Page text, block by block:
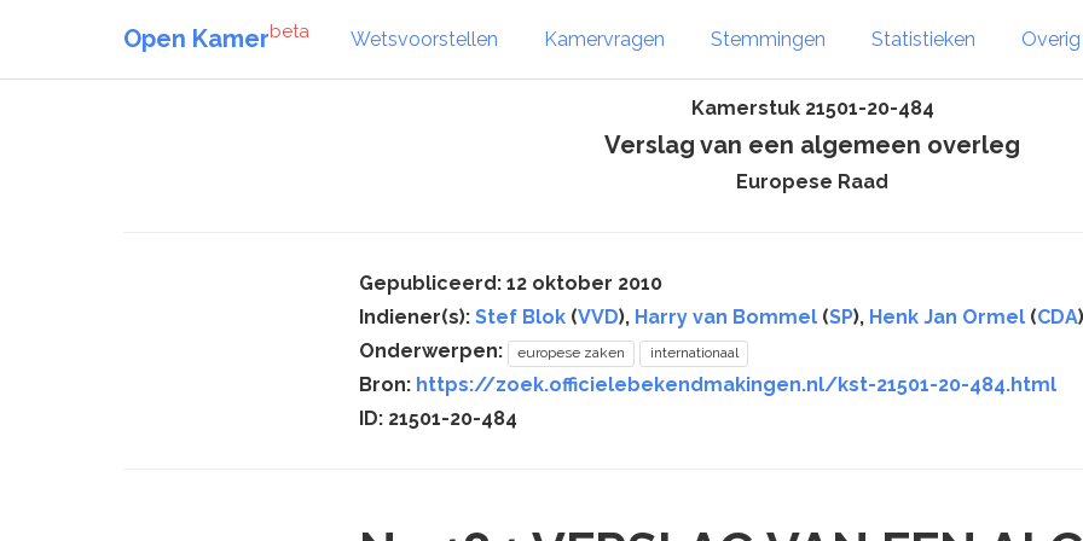
Open Kamerbeta Wetsvoorstellen Kamervragen Stemmingen Statistieken
Kamerstuk 21501-20-484
Verslag van een algemeen overleg
Europese Raad
Gepubliceerd: 12 oktober 2010
Indiener(s): Stef Blok (VVD), Harry van Bommel (SP), Henk Jan Ormel (CDA)
Onderwerpen:
europese zaken internationaal
Bron: https://zoek.officielebekendmakingen.nl/kst-21501-20-484.html
ID: 21501-20-484